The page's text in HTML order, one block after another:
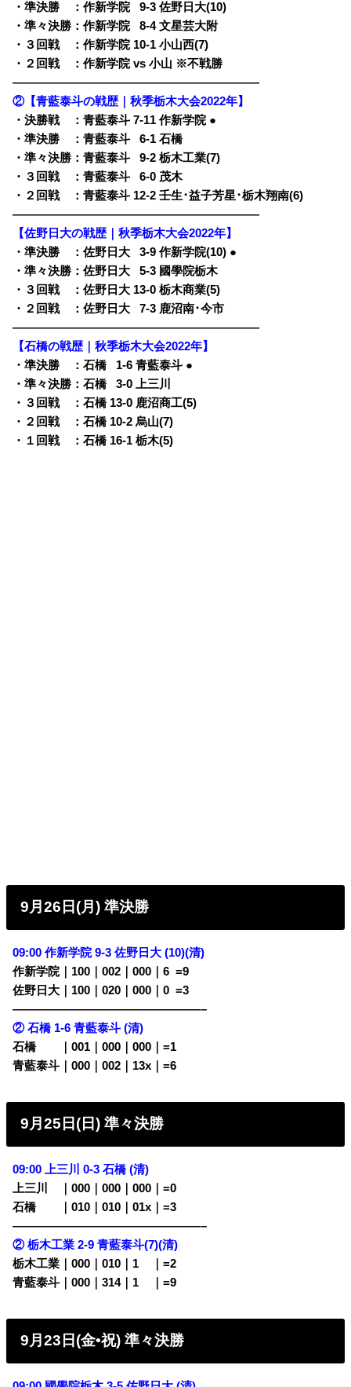
・準決勝 ：作新学院
09-3 佐野日大(10)
・準々決勝：作新学院
08-4 文星芸大附
・３回戦 ：作新学院 10-1 小山西(7)
・２回戦 ：作新学院 vs 小山 ※不戦勝
—————————————————————
②【青藍泰斗の戦歴｜秋季栃木大会2022年】
・決勝戦 ：青藍泰斗 7-11 作新学院 ●
・準決勝 ：青藍泰斗
06-1 石橋
・準々決勝：青藍泰斗
09-2 栃木工業(7)
・３回戦 ：青藍泰斗
06-0 茂木
・２回戦 ：青藍泰斗 12-2 壬生･益子芳星･栃木翔南(6)
—————————————————————
【佐野日大の戦歴｜秋季栃木大会2022年】
・準決勝 ：佐野日大
03-9 作新学院(10) ●
・準々決勝：佐野日大
05-3 國學院栃木
・３回戦 ：佐野日大 13-0 栃木商業(5)
・２回戦 ：佐野日大
07-3 鹿沼南･今市
—————————————————————
【石橋の戦歴｜秋季栃木大会2022年】
・準決勝 ：石橋
1-6 青藍泰斗 ●
・準々決勝：石橋
03-0 上三川
・３回戦 ：石橋 13-0 鹿沼商工(5)
・２回戦 ：石橋 10-2 烏山(7)
・１回戦 ：石橋 16-1 栃木(5)
9月26日(月) 準決勝
09:00 作新学院 9-3 佐野日大 (10)(清)
作新学院｜100｜002｜000｜6 0=9
佐野日大｜100｜020｜000｜0 0=3
————————————————–
② 石橋 1-6 青藍泰斗 (清)
石橋
｜001｜000｜000｜=1
青藍泰斗｜000｜002｜13x｜=6
9月25日(日) 準々決勝
09:00 上三川 0-3 石橋 (清)
上三川
｜000｜000｜000｜=0
石橋
｜010｜010｜01x｜=3
————————————————–
② 栃木工業 2-9 青藍泰斗(7)(清)
栃木工業｜000｜010｜1
｜=2
青藍泰斗｜000｜314｜1
｜=9
9月23日(金•祝) 準々決勝